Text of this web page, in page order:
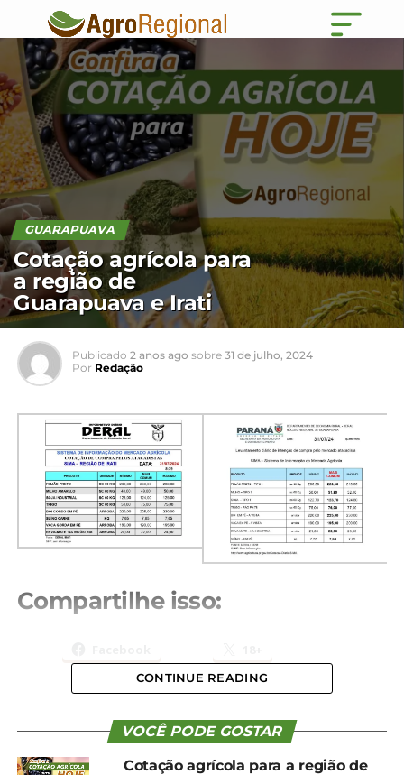
GUARAPUAVA
Cotação agrícola para
a região de
Guarapuava e Irati
Publicado 2 anos ago sobre 31 de julho, 2024
Por Redação
Compartilhe isso:
Cotação agrícola para a
região de Guarapuava e
região de Guarapuava e
CONTINUE READING
VOCÊ PODE GOSTAR
Cotação agrícola para a região de